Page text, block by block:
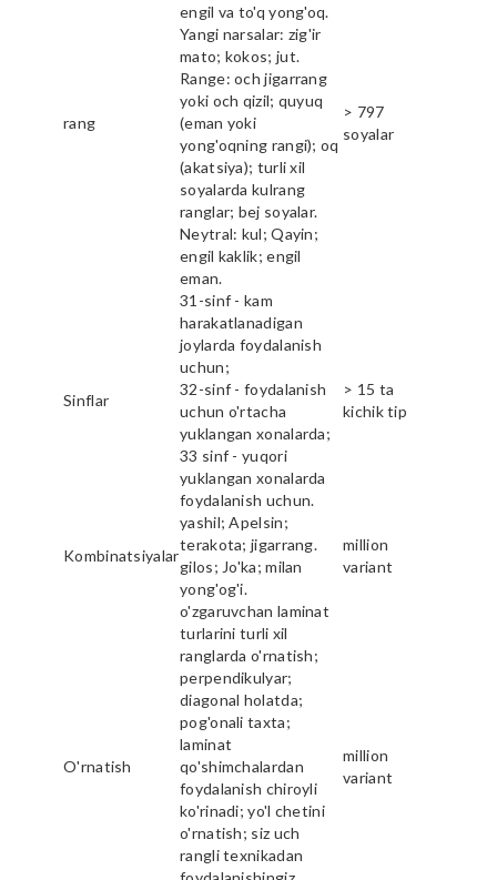
rang
engil va to'q yong'oq.
Yangi narsalar: zig'ir
mato; kokos; jut.
Range: och jigarrang
yoki och qizil; quyuq
(eman yoki
yong'oqning rangi); oq
(akatsiya); turli xil
soyalarda kulrang
ranglar; bej soyalar.
Neytral: kul; Qayin;
engil kaklik; engil
eman.
> 797
soyalar
Sinflar
31-sinf - kam
harakatlanadigan
joylarda foydalanish
uchun;
32-sinf - foydalanish
uchun o'rtacha
yuklangan xonalarda;
33 sinf - yuqori
yuklangan xonalarda
foydalanish uchun.
> 15 ta
kichik tip
Kombinatsiyalar
yashil; Apelsin;
terakota; jigarrang.
gilos; Jo'ka; milan
yong'og'i.
million
variant
O'rnatish
o'zgaruvchan laminat
turlarini turli xil
ranglarda o'rnatish;
perpendikulyar;
diagonal holatda;
pog'onali taxta;
laminat
qo'shimchalardan
foydalanish chiroyli
ko'rinadi; yo'l chetini
o'rnatish; siz uch
rangli texnikadan
million
variant